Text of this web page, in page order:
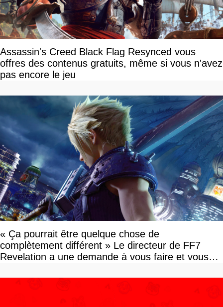
Assassin's Creed Black Flag Resynced vous
offres des contenus gratuits, même si vous n'avez
pas encore le jeu
« Ça pourrait être quelque chose de
complètement différent » Le directeur de FF7
Revelation a une demande à vous faire et vous